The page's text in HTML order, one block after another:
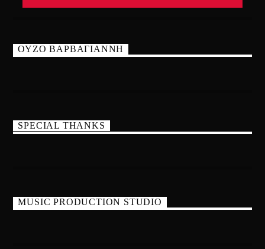
ΟΥΖΟ ΒΑΡΒΑΓΙΑΝΝΗ
SPECIAL THANKS
MUSIC PRODUCTION STUDIO